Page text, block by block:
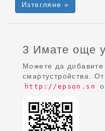
Изтегляне »
3 Имате още
Можете да
смартустройства.
http://epson.sn